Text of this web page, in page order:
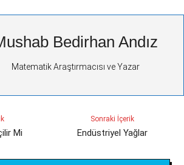
Bedirhan Andız
Matematik Araştırmacısı ve Yazar
Mi
Sonraki İçerik
Endüstriyel Yağlar